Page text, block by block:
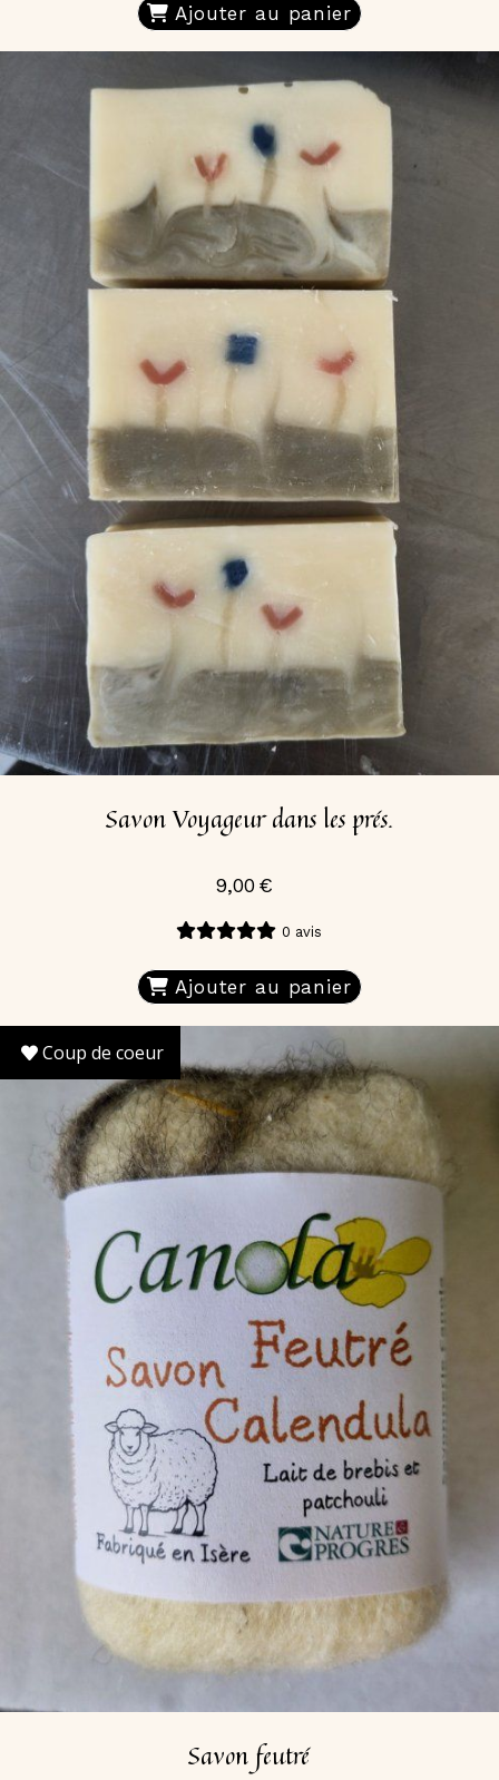
Ajouter au panier
Savon Voyageur dans les prés.
9,00€
0 avis
Ajouter au panier
Coup de coeur
Savon feutré